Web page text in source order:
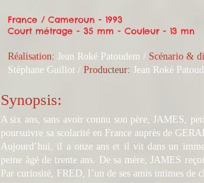
France / Cameroun - 1993
Court métrage - 35 mm - Couleur - 13 mn
Réalisation: Jean Roké Patoudem / Scénario &
Stéphane Guillot / Producteur: Jean Roké
Synopsis:
A six ans, sans avoir connu son père, JAMES,
poursuivre sa scolarité en France auprès de
Aujourd’hui, il a onze ans et il vit dans un
peine âgé de trente ans. De sa mère, JAMES
Par curiosité, FRED, l’un de ses amis intimes de